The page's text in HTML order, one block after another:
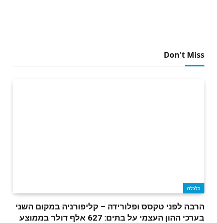
Don't Miss
כלכלה
הרבה לפני טקסס ופלורידה – קליפורניה במקום השני
בערכי ההון העצמי על בתים: 627 אלף דולר בממוצע